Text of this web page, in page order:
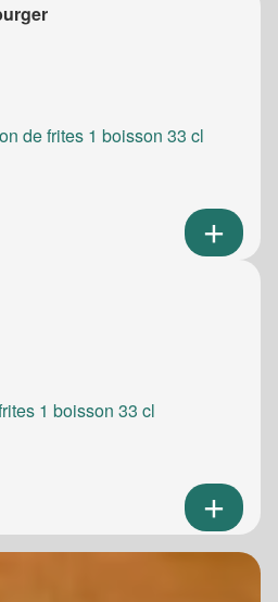
de frites 1 boisson 33 cl
1 boisson 33 cl